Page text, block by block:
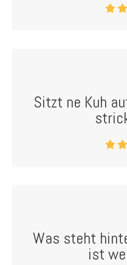
Sitzt ne Kuh
Was steht
ist